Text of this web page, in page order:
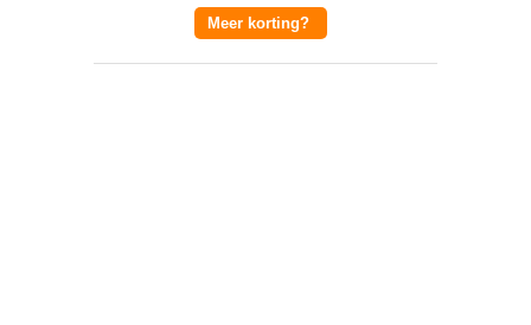
Meer korting?